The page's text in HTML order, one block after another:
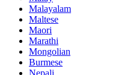
Malayalam
Maltese
Maori
Marathi
Mongolian
Burmese
Nepali